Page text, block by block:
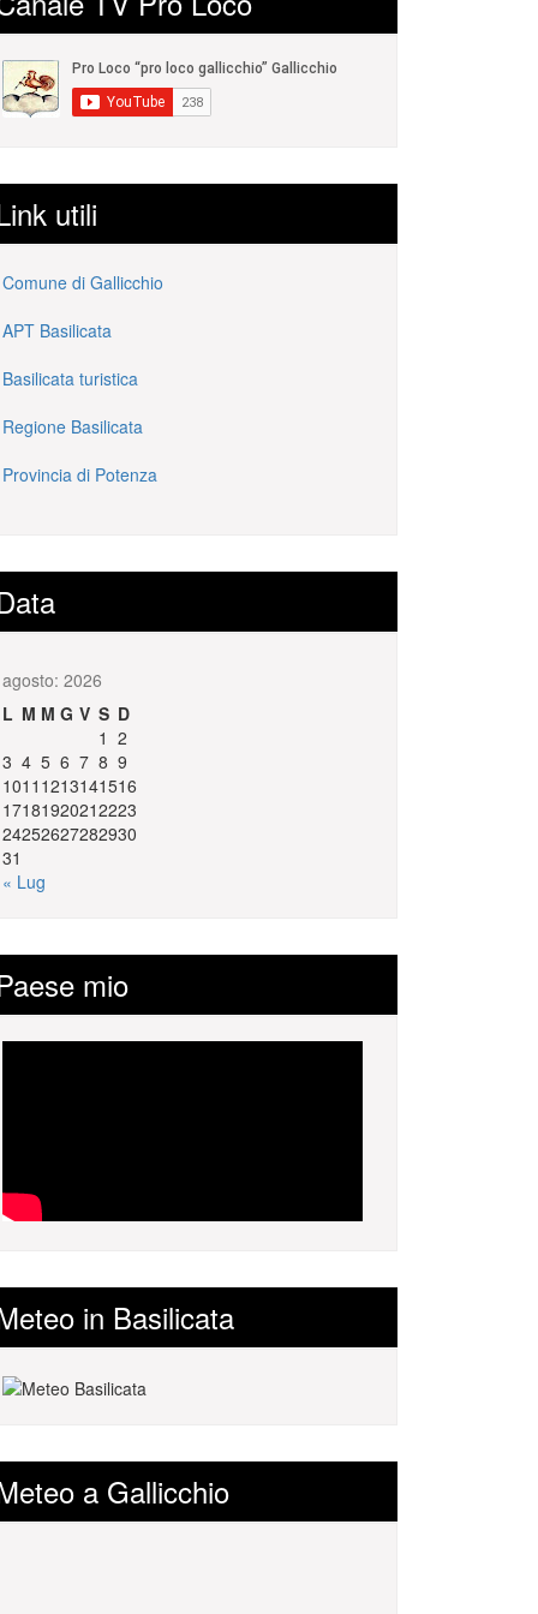
utili
Comune di Gallicchio
APT Basilicata
Basilicata turistica
Regione Basilicata
Provincia di Potenza
agosto: 2026
L M M G V S D
« Lug
1 2
3 4 5 6 7 8 9
1011 1213141516
17181920212223
24252627282930
31
mio
in Basilicata
a Gallicchio